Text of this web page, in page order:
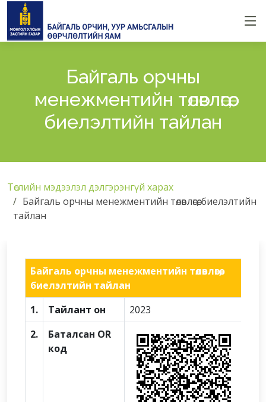
Байгаль орчны
менежментийн төлөвлөгөө,
биелэлтийн тайлан
Төслийн мэдээлэл дэлгэрэнгүй харах
Байгаль орчны менежментийн төлөвлөгөө, биелэлтийн
тайлан
Байгаль орчны менежментийн төлөвлөгөө,
биелэлтийн тайлан
1.
Тайлант он
2023
2.
Баталсан OR
код